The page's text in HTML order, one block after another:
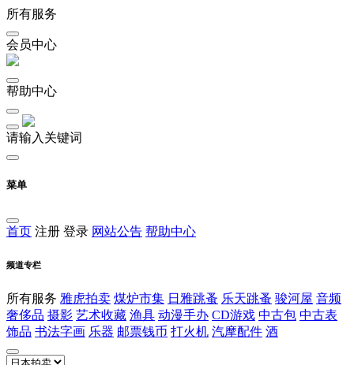
所有服务
会员中心
帮助中心
请输入关键词
菜单
首页 注册 登录 网站公告 帮助中心
频道专栏
所有服务 雅虎拍卖 煤炉市集 日雅跳蚤 乐天跳蚤 骏河屋 音频
奢侈品 摄影 艺术收藏 渔具 动漫手办 CD游戏 中古包 中古表
饰品 书法字画 乐器 邮票钱币 打火机 汽摩配件 酒